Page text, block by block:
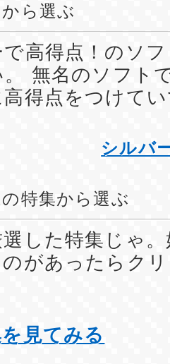
ら選ぶ
高得点！のソ
無名のソフト
得点をつけて
シルバ
特集から選ぶ
した特集じゃ
があったらク
見てみる